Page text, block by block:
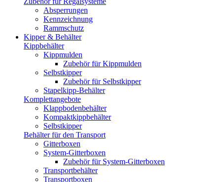
Absperrungen
Kennzeichnung
Rammschutz
Kipper & Behälter
Kippbehälter
Kippmulden
Zubehör für Kippmulden
Selbstkipper
Zubehör für Selbstkipper
Stapelkipp-Behälter
Komplettangebote
Klappbodenbehälter
Kompaktkippbehälter
Selbstkipper
Behälter für den Transport
Gitterboxen
System-Gitterboxen
Zubehör für System-Gitterboxen
Transportbehälter
Transportboxen